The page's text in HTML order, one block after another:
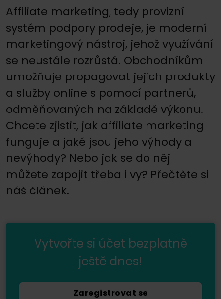
Affiliate marketing, tedy provizní
systém podpory prodeje, je moderní
marketingový nástroj, jehož využívání
se neustále rozrůstá. Obchodníkům
umožňuje propagovat jejich produkty
a služby online s pomocí partnerů,
odměňovaných na základě výkonu.
Chcete zjistit, jak affiliate marketing
funguje a jaké jsou jeho výhody a
nevýhody? Nebo jak se do něj
můžete zapojit třeba i vy? Přečtěte si
náš článek.
Vytvořte si účet bezplatně
ještě dnes!
Zaregistrovat se